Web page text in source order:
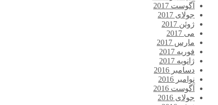
آگوست 2017
جولای 2017
ژوئن 2017
می 2017
مارس 2017
فوریه 2017
ژانویه 2017
دسامبر 2016
نوامبر 2016
آگوست 2016
جولای 2016